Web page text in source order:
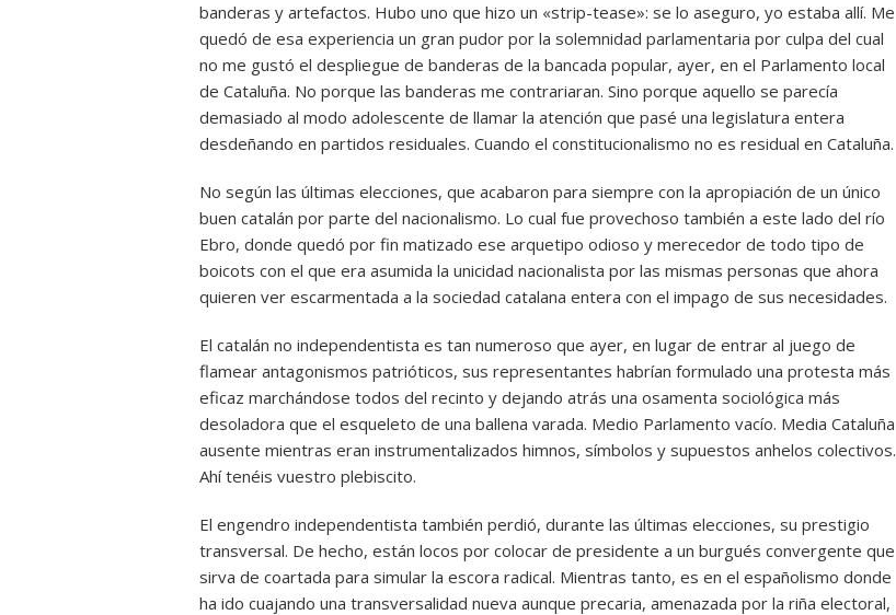
banderas y artefactos. Hubo uno que hizo un «strip-tease»: se lo aseguro, yo estaba allí. Me
quedó de esa experiencia un gran pudor por la solemnidad parlamentaria por culpa del cual
no me gustó el despliegue de banderas de la bancada popular, ayer, en el Parlamento local
de Cataluña. No porque las banderas me contrariaran. Sino porque aquello se parecía
demasiado al modo adolescente de llamar la atención que pasé una legislatura entera
desdeñando en partidos residuales. Cuando el constitucionalismo no es residual en Cataluña.
No según las últimas elecciones, que acabaron para siempre con la apropiación de un único
buen catalán por parte del nacionalismo. Lo cual fue provechoso también a este lado del río
Ebro, donde quedó por fin matizado ese arquetipo odioso y merecedor de todo tipo de
boicots con el que era asumida la unicidad nacionalista por las mismas personas que ahora
quieren ver escarmentada a la sociedad catalana entera con el impago de sus necesidades.
El catalán no independentista es tan numeroso que ayer, en lugar de entrar al juego de
flamear antagonismos patrióticos, sus representantes habrían formulado una protesta más
eficaz marchándose todos del recinto y dejando atrás una osamenta sociológica más
desoladora que el esqueleto de una ballena varada. Medio Parlamento vacío. Media Cataluña
ausente mientras eran instrumentalizados himnos, símbolos y supuestos anhelos colectivos.
Ahí tenéis vuestro plebiscito.
El engendro independentista también perdió, durante las últimas elecciones, su prestigio
transversal. De hecho, están locos por colocar de presidente a un burgués convergente que
sirva de coartada para simular la escora radical. Mientras tanto, es en el españolismo donde
ha ido cuajando una transversalidad nueva aunque precaria, amenazada por la riña electoral,